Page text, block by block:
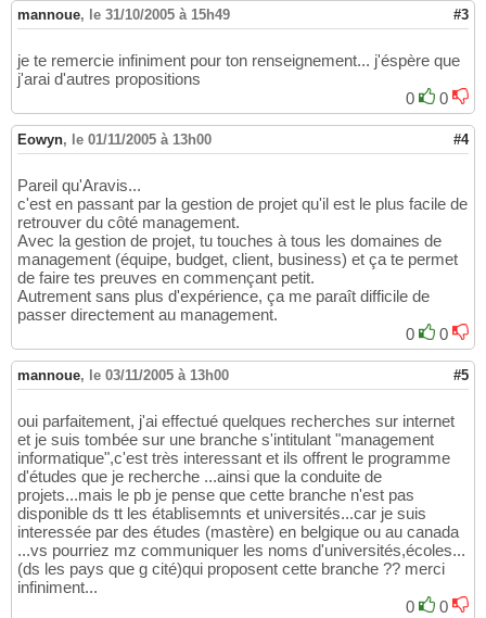
mannoue, le 31/10/2005 à 15h49 #3
je te remercie infiniment pour ton renseignement... j'éspère que
j'arai d'autres propositions
0
0
Eowyn, le 01/11/2005 à 13h00 #4
Pareil qu'Aravis...
c'est en passant par la gestion de projet qu'il est le plus facile de
retrouver du côté management.
Avec la gestion de projet, tu touches à tous les domaines de
management (équipe, budget, client, business) et ça te permet
de faire tes preuves en commençant petit.
Autrement sans plus d'expérience, ça me paraît difficile de
passer directement au management.
0
0
mannoue, le 03/11/2005 à 13h00 #5
oui parfaitement, j'ai effectué quelques recherches sur internet
et je suis tombée sur une branche s'intitulant "management
informatique",c'est très interessant et ils offrent le programme
d'études que je recherche ...ainsi que la conduite de
projets...mais le pb je pense que cette branche n'est pas
disponible ds tt les établisemnts et universités...car je suis
interessée par des études (mastère) en belgique ou au canada
...vs pourriez mz communiquer les noms d'universités,écoles...
(ds les pays que g cité)qui proposent cette branche ?? merci
infiniment...
0
0